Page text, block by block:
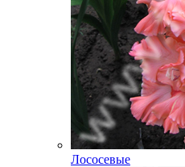
Лососевые